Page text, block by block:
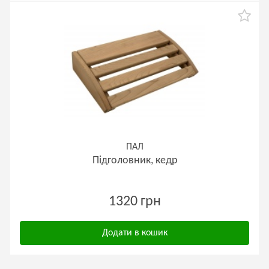
ПАЛ
Підголовник, кедр
1320 грн
Додати в кошик